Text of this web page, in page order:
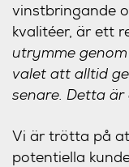
vinstbringande
kvalitéer, är ett
utrymme
valet att alltid
senare. Detta är
Vi är trötta på
potentiella